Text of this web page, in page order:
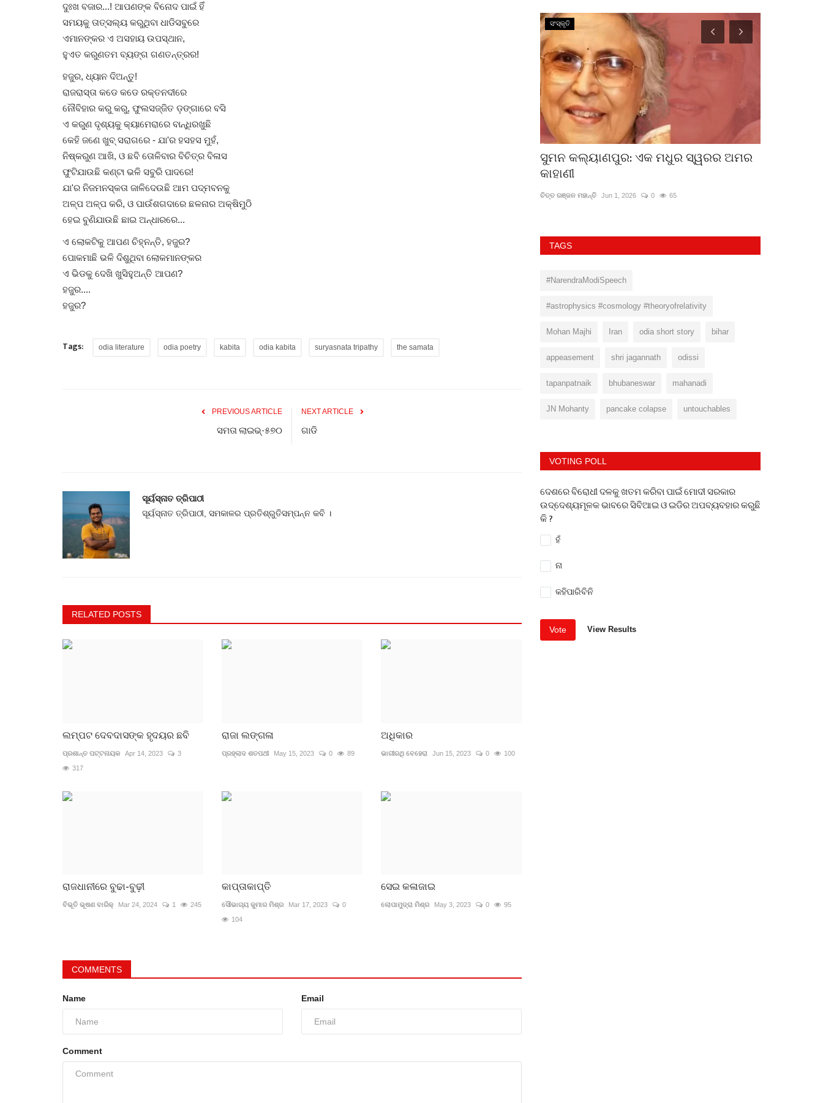
ଦୁଃଖ ବଜାର...! ଆପଣଙ୍କ ବିନୋଦ ପାଇଁ ହିଁ
ସମୟକୁ ତାତ୍ସଲ୍ୟ କରୁଥିବା ଧାଡିସବୁରେ
ଏମାନଙ୍କର ଏ ଅସହାୟ ଉପସ୍ଥାନ,
ହୁଏତ କରୁଣତମ ବ୍ୟଙ୍ଗ ଗଣତନ୍ତ୍ରର!
ହଜୁର, ଧ୍ୟାନ ଦିଅନ୍ତୁ!
ରାଜରାସ୍ତା କଡେ କଡେ ରକ୍ତନଦୀରେ
ନୌବିହାର କରୁ କରୁ, ଫୁଲସଜ୍ଜିତ ଡ଼ଙ୍ଗାରେ ବସି
ଏ କରୁଣ ଦୃଶ୍ୟକୁ କ୍ୟାମେରାରେ ବାନ୍ଧିରଖୁଛି
କେହି ଜଣେ ଖୁବ୍ ସରାଗରେ - ଯା'ର ହସହସ ମୁହଁ,
ନିଷ୍କରୁଣ ଆଖି, ଓ ଛବି ତୋଳିବାର ବିଚିତ୍ର ବିଳାସ
ଫୁଟିଯାଉଛି କଣ୍ଟା ଭଳି ସବୁରି ପାଦରେ!
ଯା'ର ନିଜମନସ୍କତା ଜାଳିଦେଉଛି ଆମ ପଦ୍ମବନକୁ
ଅଳ୍ପ ଅଳ୍ପ କରି, ଓ ପାଉଁଶଗଦାରେ ଛଳନାର ଅକ୍ଷିମୁଠି
ହେଇ ବୁଣିଯାଉଛି ଛାଇ ଅନ୍ଧାରରେ...
ଏ ଲୋକଟିକୁ ଆପଣ ଚିହ୍ନନ୍ତି, ହଜୁର?
ପୋକମାଛି ଭଳି ଦିଶୁଥିବା ଲୋକମାନଙ୍କର
ଏ ଭିଡକୁ ଦେଖି ଖୁସିହୁଅନ୍ତି ଆପଣ?
ହଜୁର....
ହଜୁର?
Tags: odia literature odia poetry kabita odia kabita suryasnata tripathy the samata
PREVIOUS ARTICLE
ସମତା ଲାଇଭ୍-୫୭୦
NEXT ARTICLE
ଗାଡି
ସୂର୍ୟସ୍ନାତ ତ୍ରିପାଠୀ
ସୂର୍ୟସ୍ନାତ ତ୍ରିପାଠୀ, ସମକାଳର ପ୍ରତିଶ୍ରୁତିସମ୍ପନ୍ନ କବି ।
RELATED POSTS
ଲମ୍ପଟ ଦେବଦାସଙ୍କ ହୃଦୟର ଛବି
ପ୍ରଶାନ୍ତ ପଟ୍ଟନାୟକ Apr 14, 2023
3
317
ରାଜା ଲଙ୍ଗଳା
ପ୍ରହ୍ଲାଦ ଶତପଥୀ May 15, 2023 0 89
ଅଧିକାର
ଭାଗୀରଥି ବେହେରା Jun 15, 2023 0 100
ରାଜଧାନୀରେ ବୁଢା-ବୁଢ଼ୀ
ବିଭୂତି ଭୂଷଣ ବାରିକ୍ Mar 24, 2024 1 245
କାପ୍ତାକାପ୍ତି
ସୌଭାଗ୍ୟ କୁମାର ମିଶ୍ର Mar 17, 2023
0
104
ସେଇ କଳାଜାଇ
ଲୋପାମୁଦ୍ରା ମିଶ୍ର May 3, 2023 0 95
COMMENTS
Name Email
Comment
ଅସଲରେ ବିଜେଡି
ଆଜିର ଖବର
କୁମାର ହସନ୍‌ଙ୍କ “ସମ୍ବଲପୁରୀ ଲୋକସାହିତ୍ୟ”
ପୁସ୍ତକର ଲୋକାର୍ପଣ
ସମତା
ସଂସ୍କୃତି
ସୁମନ କଲ୍ୟାଣପୁର: ଏକ ମଧୁର ସ୍ୱରର ଅମର
କାହାଣୀ
ଚିତ୍ତ ରଞ୍ଜନ ମହାନ୍ତି Jun 1, 2026 0 65
TAGS
#NarendraModiSpeech
#astrophysics #cosmology #theoryofrelativity
Mohan Majhi Iran odia short story bihar
appeasement shri jagannath odissi
tapanpatnaik bhubaneswar mahanadi
JN Mohanty pancake colapse untouchables
VOTING POLL
ଦେଶରେ ବିରୋଧୀ ଦଳକୁ ଖତମ କରିବା ପାଇଁ ମୋଦୀ ସରକାର
ଉଦ୍ଦେଶ୍ୟମୂଳକ ଭାବରେ ସିବିଆଇ ଓ ଇଡିର ଅପବ୍ୟବହାର କରୁଛି
କି ?
ହଁ
ନା
କହିପାରିବିନି
Vote View Results